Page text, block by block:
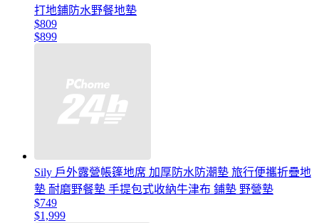
打地鋪防水野餐地墊
$809
$899
Sily 戶外露營帳篷地席 加厚防水防潮墊 旅行便攜折疊地
墊 耐磨野餐墊 手提包式收納牛津布 鋪墊 野營墊
$749
$1,999